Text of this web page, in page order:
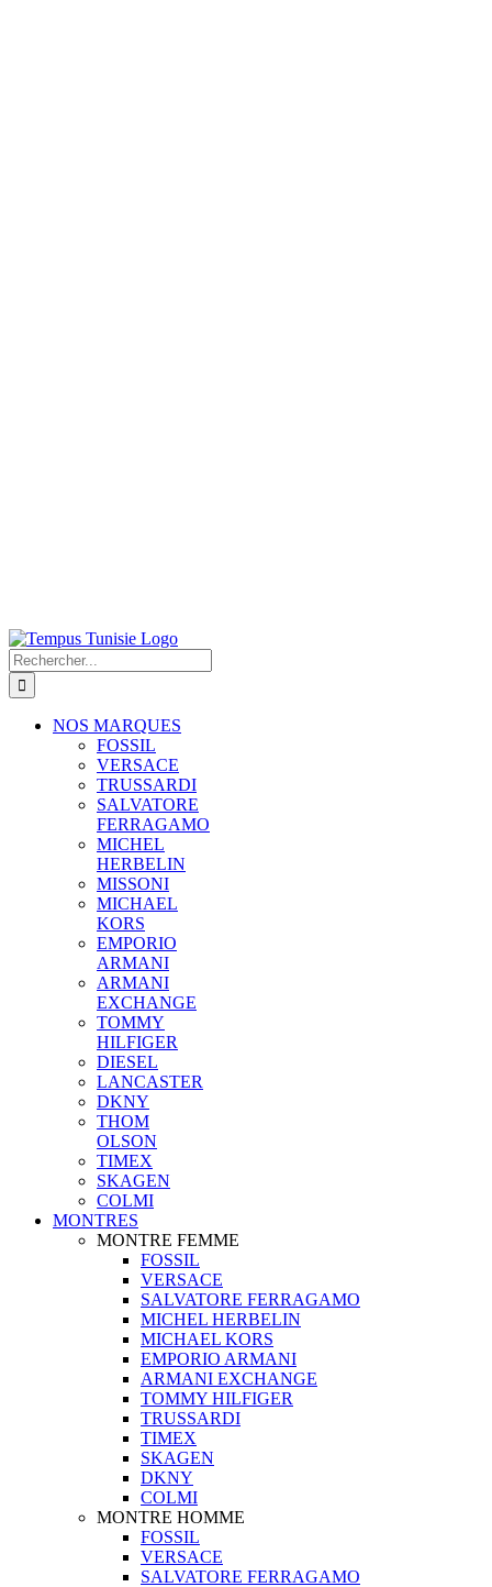
Rechercher:
NOS MARQUES
FOSSIL
VERSACE
TRUSSARDI
SALVATORE
FERRAGAMO
MICHEL
HERBELIN
MISSONI
MICHAEL
KORS
EMPORIO
ARMANI
ARMANI
EXCHANGE
TOMMY
HILFIGER
DIESEL
LANCASTER
DKNY
THOM
OLSON
TIMEX
SKAGEN
COLMI
MONTRES
MONTRE FEMME
FOSSIL
VERSACE
SALVATORE FERRAGAMO
MICHEL HERBELIN
MICHAEL KORS
EMPORIO ARMANI
ARMANI EXCHANGE
TOMMY HILFIGER
TRUSSARDI
TIMEX
SKAGEN
DKNY
COLMI
MONTRE HOMME
FOSSIL
VERSACE
SALVATORE FERRAGAMO